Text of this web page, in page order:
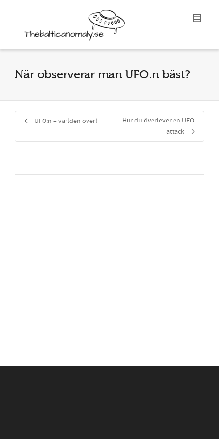
När observerar man UFO:n bäst?
UFO:n – världen över!
Hur du överlever en UFO-
attack